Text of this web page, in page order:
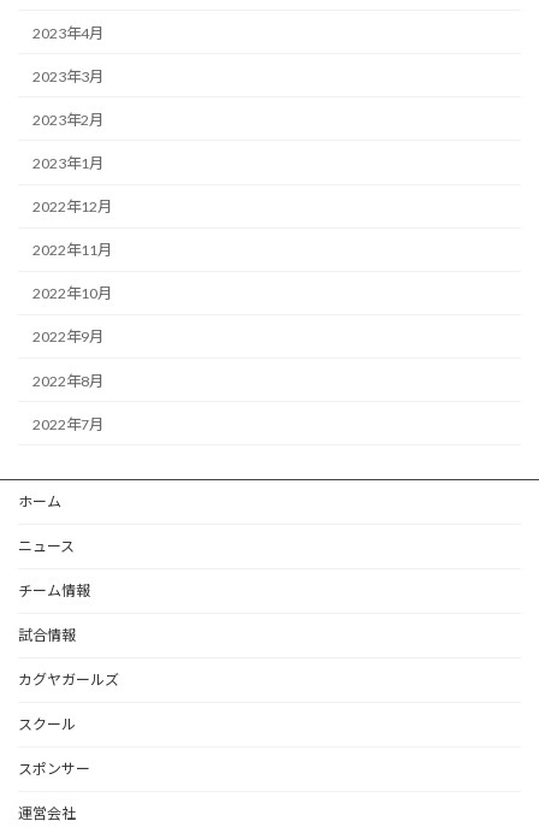
2023年4月
2023年3月
2023年2月
2023年1月
2022年12月
2022年11月
2022年10月
2022年9月
2022年8月
2022年7月
ホーム
ニュース
チーム情報
試合情報
カグヤガールズ
スクール
スポンサー
運営会社